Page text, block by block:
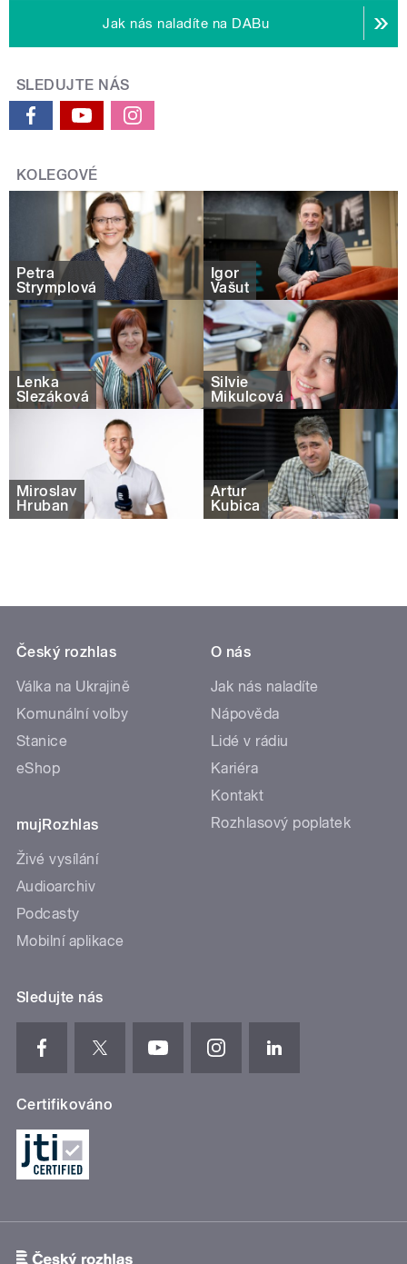
Jak nás naladíte na DABu
SLEDUJTE NÁS
KOLEGOVÉ
Petra
Štrymplová
Igor
Vašut
Lenka
Slezáková
Silvie
Mikulcová
Miroslav
Hruban
Artur
Kubica
Český rozhlas
Válka na Ukrajině
Komunální volby
Stanice
eShop
mujRozhlas
Živé vysílání
Audioarchiv
Podcasty
Mobilní aplikace
O nás
Jak nás naladíte
Nápověda
Lidé v rádiu
Kariéra
Kontakt
Rozhlasový poplatek
Sledujte nás
Certifikováno